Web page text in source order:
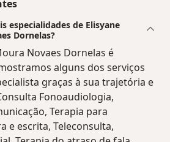
especialidades de Elisyane
Dornelas?
Novaes Dornelas é
alguns dos serviços
graças à sua trajetória e
Fonoaudiologia,
Terapia para
e escrita, Teleconsulta,